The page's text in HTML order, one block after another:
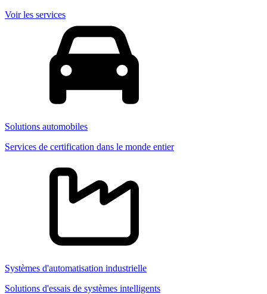
Voir les services
Solutions automobiles
Services de certification dans le monde entier
Systèmes d'automatisation industrielle
Solutions d'essais de systèmes intelligents